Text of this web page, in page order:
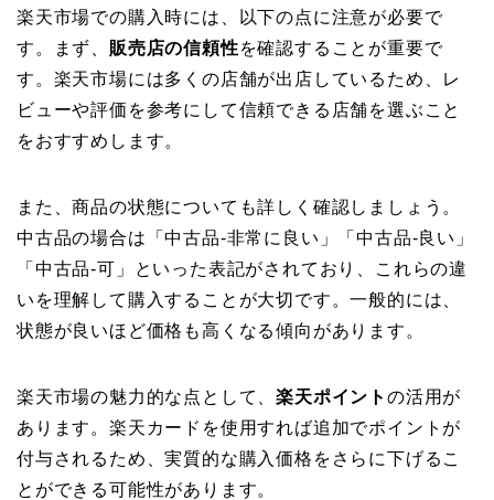
楽天市場での購入時には、以下の点に注意が必要で
す。まず、 販売店の信頼性を確認することが重要で
す。楽天市場には多くの店舗が出店しているため、レ
ビューや評価を参考にして信頼できる店舗を選ぶこと
をおすすめします。
また、商品の状態についても詳しく確認しましょう。
中古品の場合は「中古品-非常に良い」「中古品-良い」
「中古品-可」といった表記がされており、これらの違
いを理解して購入することが大切です。一般的には、
状態が良いほど価格も高くなる傾向があります。
楽天市場の魅力的な点として、楽天ポイントの活用が
あります。楽天カードを使用すれば追加でポイントが
付与されるため、実質的な購入価格をさらに下げるこ
とができる可能性があります。